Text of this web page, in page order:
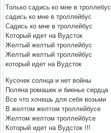
Только садись ко мне в троллебус
садись ко мне в троллейбус
Садись ко мне в троллейбус
Который идет на Вудсток
Желтый желтый троллейбус
Желтый желтый троллейбус
который идет на Вудсток
Кусочек солнца и нет войны
Поляна ромашек и биенье сердца
Все что хочешь для себя возьми
В желтом желтом троллейбусе
Желтом желтом троллейбусе
Который идет на Вудсток !!!